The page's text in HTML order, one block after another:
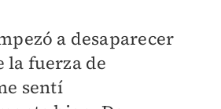
a desaparecer
la fuerza de
sentí